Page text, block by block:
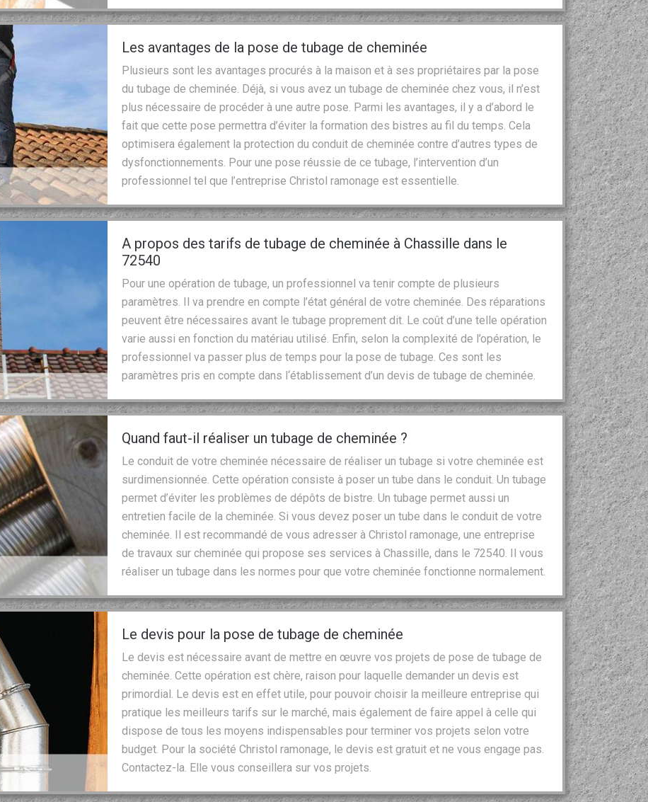
Les avantages de la pose de tubage de cheminée
Plusieurs sont les avantages procurés à la maison et à ses propriétaires par la pose
du tubage de cheminée. Déjà, si vous avez un tubage de cheminée chez vous, il n’est
plus nécessaire de procéder à une autre pose. Parmi les avantages, il y a d’abord le
fait que cette pose permettra d’éviter la formation des bistres au fil du temps. Cela
optimisera également la protection du conduit de cheminée contre d’autres types de
dysfonctionnements. Pour une pose réussie de ce tubage, l’intervention d’un
professionnel tel que l’entreprise Christol ramonage est essentielle.
A propos des tarifs de tubage de cheminée à Chassille dans le
72540
Pour une opération de tubage, un professionnel va tenir compte de plusieurs
paramètres. Il va prendre en compte l’état général de votre cheminée. Des réparations
peuvent être nécessaires avant le tubage proprement dit. Le coût d’une telle opération
varie aussi en fonction du matériau utilisé. Enfin, selon la complexité de l’opération, le
professionnel va passer plus de temps pour la pose de tubage. Ces sont les
paramètres pris en compte dans l‘établissement d’un devis de tubage de cheminée.
Quand faut-il réaliser un tubage de cheminée ?
Le conduit de votre cheminée nécessaire de réaliser un tubage si votre cheminée est
surdimensionnée. Cette opération consiste à poser un tube dans le conduit. Un tubage
permet d’éviter les problèmes de dépôts de bistre. Un tubage permet aussi un
entretien facile de la cheminée. Si vous devez poser un tube dans le conduit de votre
cheminée. Il est recommandé de vous adresser à Christol ramonage, une entreprise
de travaux sur cheminée qui propose ses services à Chassille, dans le 72540. Il vous
réaliser un tubage dans les normes pour que votre cheminée fonctionne normalement.
Le devis pour la pose de tubage de cheminée
Le devis est nécessaire avant de mettre en œuvre vos projets de pose de tubage de
cheminée. Cette opération est chère, raison pour laquelle demander un devis est
primordial. Le devis est en effet utile, pour pouvoir choisir la meilleure entreprise qui
pratique les meilleurs tarifs sur le marché, mais également de faire appel à celle qui
dispose de tous les moyens indispensables pour terminer vos projets selon votre
budget. Pour la société Christol ramonage, le devis est gratuit et ne vous engage pas.
Contactez-la. Elle vous conseillera sur vos projets.